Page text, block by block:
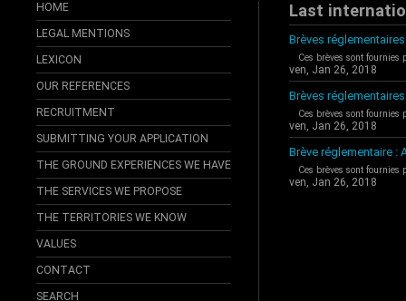
HOME
LEGAL MENTIONS
LEXICON
OUR REFERENCES
RECRUITMENT
SUBMITTING YOUR APPLICATION
THE GROUND EXPERIENCES WE HAVE
THE SERVICES WE PROPOSE
THE TERRITORIES WE KNOW
VALUES
CONTACT
SEARCH
Last
Brèves réglementaires
Ces brèves sont fournies
ven, Jan 26, 2018
Brèves
Ces brèves sont fournies
ven, Jan 26, 2018
Brève réglementaire :
Ces brèves sont fournies
ven, Jan 26, 2018